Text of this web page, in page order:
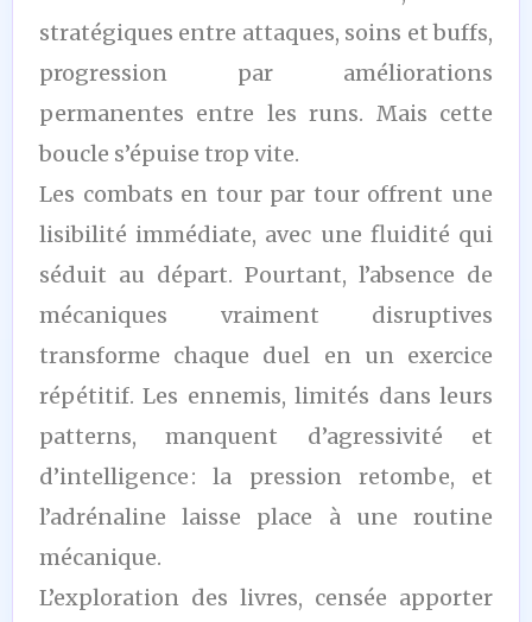
stratégiques entre attaques, soins et buffs,
progression par améliorations
permanentes entre les runs. Mais cette
boucle s’épuise trop vite.
Les combats en tour par tour offrent une
lisibilité immédiate, avec une fluidité qui
séduit au départ. Pourtant, l’absence de
mécaniques vraiment disruptives
transforme chaque duel en un exercice
répétitif. Les ennemis, limités dans leurs
patterns, manquent d’agressivité et
d’intelligence : la pression retombe, et
l’adrénaline laisse place à une routine
mécanique.
L’exploration des livres, censée apporter